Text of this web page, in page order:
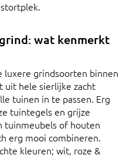
wat kenmerkt
luxere grindsoorten binnen
uit hele sierlijke zacht
tuinen in te passen. Erg
tuintegels en grijze
tuinmeubels of houten
erg mooi combineren.
kleuren; wit, roze &